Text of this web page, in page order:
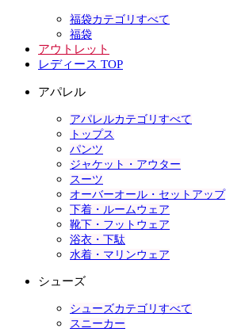
福袋カテゴリすべて
福袋
アウトレット
レディース TOP
アパレル
アパレルカテゴリすべて
トップス
パンツ
ジャケット・アウター
スーツ
オーバーオール・セットアップ
下着・ルームウェア
靴下・フットウェア
浴衣・下駄
水着・マリンウェア
シューズ
シューズカテゴリすべて
スニーカー